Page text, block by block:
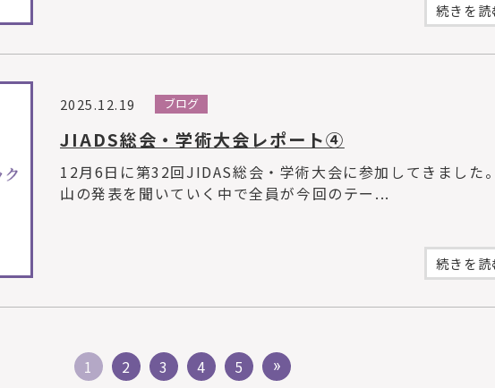
続きを読
2025.12.19 ブログ
JIADS総会・学術大会レポート④
12月6日に第32回JIDAS総会・学術大会に参加してきました
山の発表を聞いていく中で全員が今回のテー...
続きを読
1 2 3 4 5